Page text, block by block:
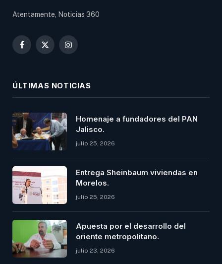
Atentamente, Noticias 360
Facebook
X
Instagram
ÚLTIMAS NOTICIAS
Homenaje a fundadores del PAN
Jalisco.
julio 25, 2026
Entrega Sheinbaum viviendas en
Morelos.
julio 25, 2026
Apuesta por el desarrollo del
oriente metropolitano.
julio 23, 2026